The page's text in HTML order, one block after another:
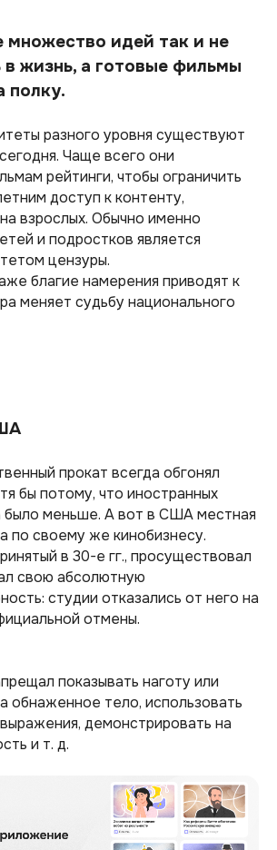
множество идей так и не
в жизнь, а готовые фильмы
полку.
разного уровня существуют
Чаще всего они
рейтинги, чтобы ограничить
доступ к контенту,
взрослых. Обычно именно
и подростков является
цензуры.
благие намерения приводят к
меняет судьбу национального
прокат всегда обгонял
бы потому, что иностранных
было меньше. А вот в США местная
по своему же кинобизнесу.
в 30-е гг., просуществовал
свою абсолютную
студии отказались от него на
отмены.
показывать наготу или
обнаженное тело, использовать
демонстрировать на
и т. д.